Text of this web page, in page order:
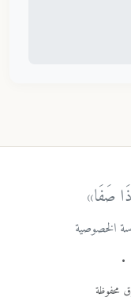
صَفَا»
الخصوصية
•